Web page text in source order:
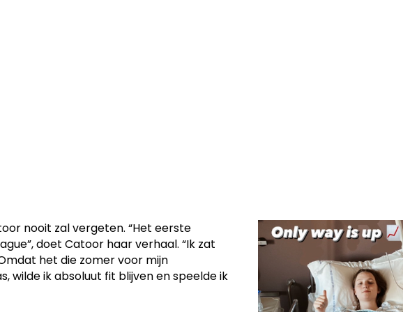
nooit zal vergeten. “Het eerste
doet Catoor haar verhaal. “Ik zat
het die zomer voor mijn
wilde ik absoluut fit blijven en speelde ik